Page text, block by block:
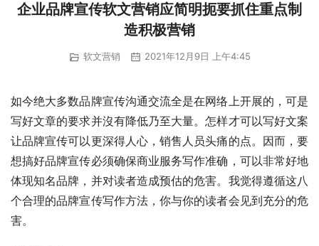
企业品牌宣传软文营销应简明扼要抓住重点制
造积极营销
软文营销 2021年12月9日 上午4:45
如今绝大多数品牌宣传沟通交流全是在网络上开展的，可是
写好文章的要求并沒有降低乃至大量。怎样才可以写好文案
让品牌宣传可以更深得人心，销售人员头痛的点。因而，要
想搞好品牌宣传必须确保商业服务写作准确，可以非常好地
体现知名品牌，并对读者造成预估的危害。我觉得遵循这八
个合理的品牌宣传写作方法，你与你的读者会见到充分的危
害。